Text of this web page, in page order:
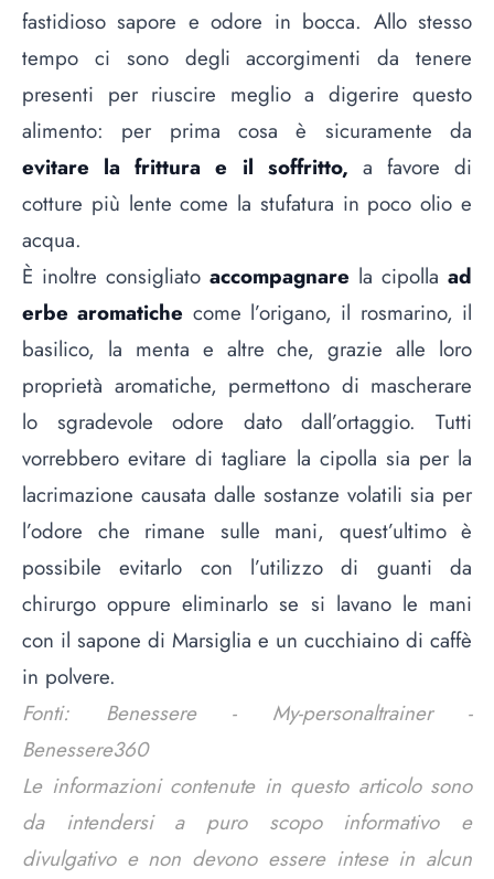
fastidioso sapore e odore in bocca. Allo stesso
tempo ci sono degli accorgimenti da tenere
presenti per riuscire meglio a digerire questo
alimento: per prima cosa è sicuramente da
evitare la frittura e il soffritto, a favore di
cotture più lente come la stufatura in poco olio e
acqua.
È inoltre consigliato accompagnare la cipolla ad
erbe aromatiche come l’origano, il rosmarino, il
basilico, la menta e altre che, grazie alle loro
proprietà aromatiche, permettono di mascherare
lo sgradevole odore dato dall’ortaggio. Tutti
vorrebbero evitare di tagliare la cipolla sia per la
lacrimazione causata dalle sostanze volatili sia per
l’odore che rimane sulle mani, quest’ultimo è
possibile evitarlo con l’utilizzo di guanti da
chirurgo oppure eliminarlo se si lavano le mani
con il sapone di Marsiglia e un cucchiaino di caffè
in polvere.
Fonti: Benessere - My-personaltrainer -
Benessere360
Le informazioni contenute in questo articolo sono
da intendersi a puro scopo informativo e
divulgativo e non devono essere intese in alcun